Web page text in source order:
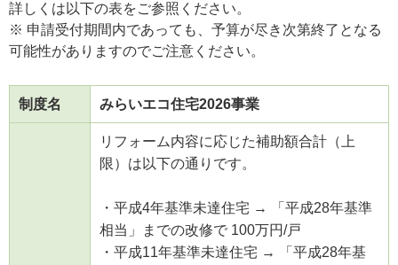
詳しくは以下の表をご参照ください。
※ 申請受付期間内であっても、予算が尽き次第終了となる
可能性がありますのでご注意ください。
制度名 みらいエコ住宅2026事業
リフォーム内容に応じた補助額合計（上
限）は以下の通りです。
・平成4年基準未達住宅 → 「平成28年基準
相当」までの改修で 100万円/戸
・平成11年基準未達住宅 → 「平成28年基